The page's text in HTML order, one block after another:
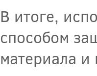
В итоге,
способом
материала и